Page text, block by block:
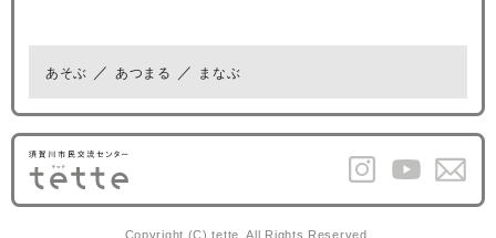
あそぶ あつまる まなぶ
Copyright (C) tette. All Rights Reserved.